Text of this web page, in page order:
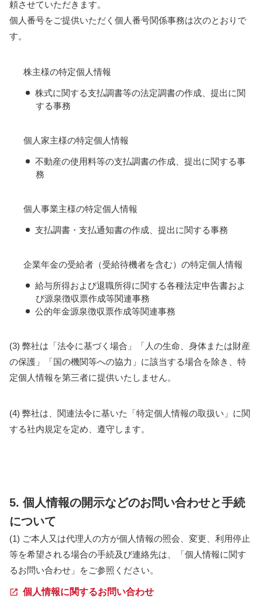
頼させていただきます。
個人番号をご提供いただく個人番号関係事務は次のとおりで
す。
株主様の特定個人情報
株式に関する支払調書等の法定調書の作成、提出に関
する事務
個人家主様の特定個人情報
不動産の使用料等の支払調書の作成、提出に関する事
務
個人事業主様の特定個人情報
支払調書・支払通知書の作成、提出に関する事務
企業年金の受給者（受給待機者を含む）の特定個人情報
給与所得および退職所得に関する各種法定申告書およ
び源泉徴収票作成等関連事務
公的年金源泉徴収票作成等関連事務
(3) 弊社は「法令に基づく場合」「人の生命、身体または財産
の保護」「国の機関等への協力」に該当する場合を除き、特
定個人情報を第三者に提供いたしません。
(4) 弊社は、関連法令に基いた「特定個人情報の取扱い」に関
する社内規定を定め、遵守します。
5. 個人情報の開示などのお問い合わせと手続
について
(1) ご本人又は代理人の方が個人情報の照会、変更、利用停止
等を希望される場合の手続及び連絡先は、「個人情報に関す
るお問い合わせ」をご参照ください。
個人情報に関するお問い合わせ